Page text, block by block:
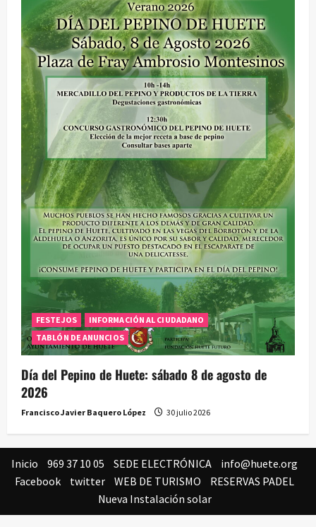
FESTEJOS
INFORMACIÓN AL CIUDADANO
TABLÓN DE ANUNCIOS
Día del Pepino de Huete: sábado 8 de agosto de
2026
Francisco Javier Baquero López 30 julio 2026
Inicio 969 37 10 05 SEDE ELECTRÓNICA
info@huete.org
Facebook
twitter WEB DE TURISMO
RESERVAS PADEL
Nueva Instalación solar